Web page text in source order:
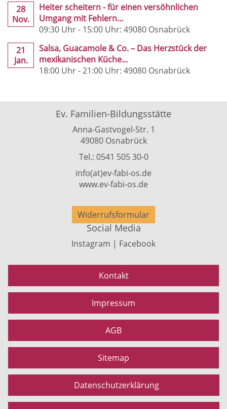
28
Nov.
Heiter scheitern - für einen versöhnlichen
Umgang mit Fehlern...
09:30 Uhr - 15:00 Uhr: 49080 Osnabrück
21
Jan.
Salsa, Guacamole & Co. – Das Herzstück der
mexikanischen Küche...
18:00 Uhr - 21:00 Uhr: 49080 Osnabrück
Ev. Familien-Bildungsstätte
Anna-Gastvogel-Str. 1
49080 Osnabrück
Tel.: 0541 505 30-0
info(at)ev-fabi-os.de
www.ev-fabi-os.de
Widerrufsformular
Social Media
Instagram | Facebook
Kontakt
Impressum
AGB
Sitemap
Datenschutzerklärung